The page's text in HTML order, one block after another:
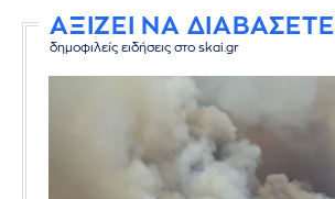
ΑΞΙΖΕΙ ΝΑ ΔΙΑΒΑΣΕΤΕ
δημοφιλείς ειδήσεις στο skai.gr